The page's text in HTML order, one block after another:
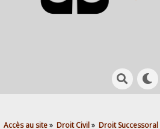
Accès au site» Droit Civil» Droit Successoral